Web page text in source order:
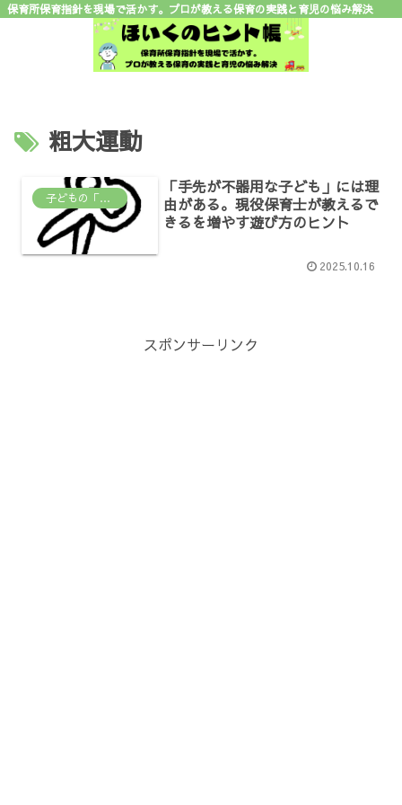
保育所保育指針を現場で活かす。プロが教える保育の実践と育児の悩み解決
粗大運動
子どもの「なんで？」がわかる場所
「手先が不器用な子ども」には理
由がある。現役保育士が教えるで
きるを増やす遊び方のヒント
2025.10.16
スポンサーリンク